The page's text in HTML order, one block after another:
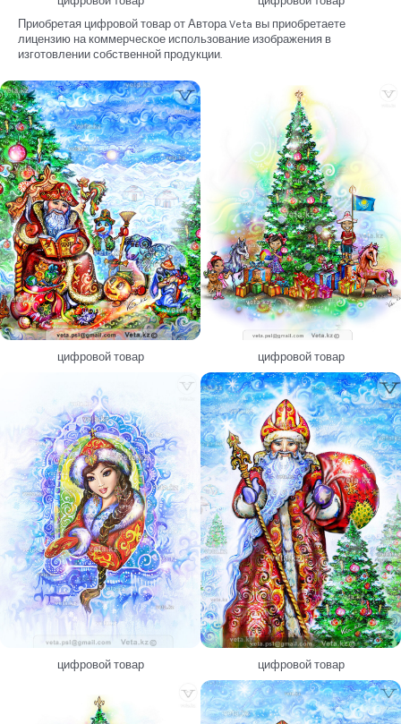
Приобретая цифровой товар от Автора Veta вы приобретаете
лицензию на коммерческое использование изображения в
изготовлении собственной продукции.
цифровой товар цифровой товар
цифровой товар цифровой товар